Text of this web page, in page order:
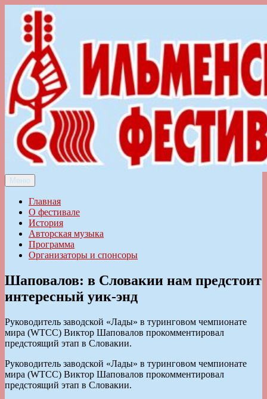
Перейти
содержимому
Ильменский фестиваль авторской песни
Меню
Главная
О фестивале
История
Авторская музыка
Программа
Организаторы и спонсоры
Шаповалов: в Словакии нам предстоит
интересный уик-энд
Руководитель заводской «Лады» в туринговом чемпионате
мира (WTCC) Виктор Шаповалов прокомментировал
предстоящий этап в Словакии.
Руководитель заводской «Лады» в туринговом чемпионате
мира (WTCC) Виктор Шаповалов прокомментировал
предстоящий этап в Словакии.